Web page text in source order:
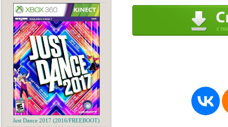
Just Dance 2017 (2016/FREEBOOT)